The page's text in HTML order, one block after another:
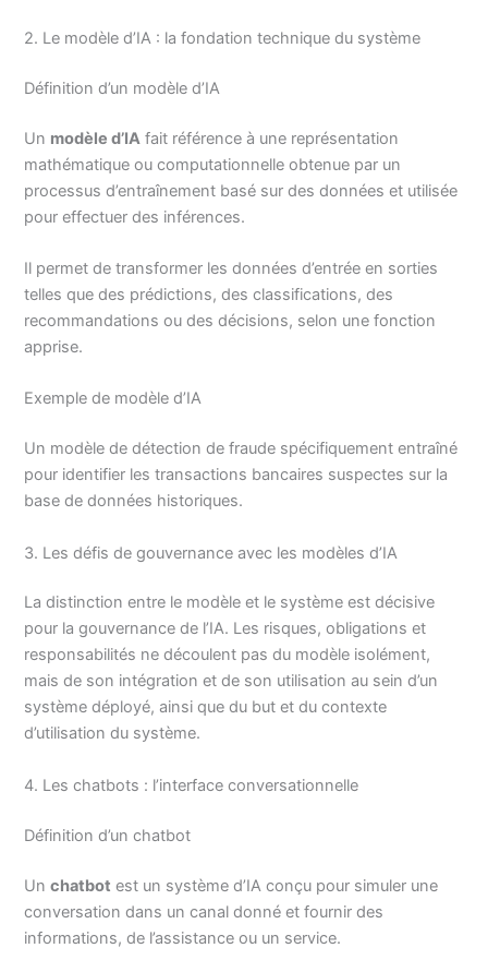
2. Le modèle d’IA : la fondation technique du système
Définition d’un modèle d’IA
Un modèle d’IA fait référence à une représentation
mathématique ou computationnelle obtenue par un
processus d’entraînement basé sur des données et utilisée
pour effectuer des inférences.
Il permet de transformer les données d’entrée en sorties
telles que des prédictions, des classifications, des
recommandations ou des décisions, selon une fonction
apprise.
Exemple de modèle d’IA
Un modèle de détection de fraude spécifiquement entraîné
pour identifier les transactions bancaires suspectes sur la
base de données historiques.
3. Les défis de gouvernance avec les modèles d’IA
La distinction entre le modèle et le système est décisive
pour la gouvernance de l’IA. Les risques, obligations et
responsabilités ne découlent pas du modèle isolément,
mais de son intégration et de son utilisation au sein d’un
système déployé, ainsi que du but et du contexte
d’utilisation du système.
4. Les chatbots : l’interface conversationnelle
Définition d’un chatbot
Unchatbot est un système d’IA conçu pour simuler une
conversation dans un canal donné et fournir des
informations, de l’assistance ou un service.